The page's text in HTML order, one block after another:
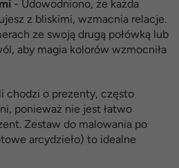
- Udowodniono, że każda
z bliskimi, wzmacnia relacje.
ze swoją drugą połówką lub
aby magia kolorów wzmocniła
chodzi o prezenty, często
ponieważ nie jest łatwo
Zestaw do malowania po
arcydzieło) to idealne